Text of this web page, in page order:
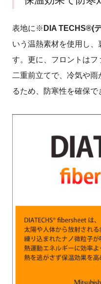
表地に※ DIA TECHS®(
いう温熱素材を使用し、
す。更に、フロントは
二重前立てで、冷気や
るため、防寒性を確保で